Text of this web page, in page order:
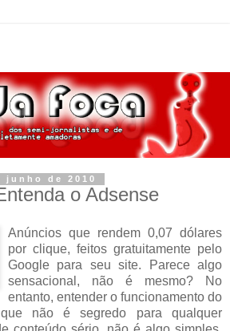
de 2010
o Adsense
Anúncios que rendem 0,07 dólares
por clique, feitos gratuitamente pelo
Google para seu site. Parece algo
sensacional, não é mesmo? No
entanto, entender o funcionamento do
não é segredo para qualquer